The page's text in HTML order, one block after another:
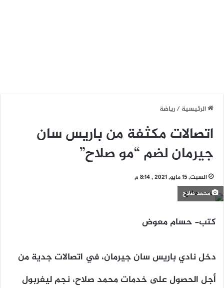
الرئيسية/رياضة
اتصالات مكثفة من باريس سان
جيرمان لضم “مو صلاح”
السبت, 15 مايو, 2021 , 8:14 م
محمد صلاح
كتب- حسام معوض
دخل نادي باريس سان جيرمان، في اتصالات جدية من
أجل الحصول على خدمات محمد صلاح، نجم ليفربول